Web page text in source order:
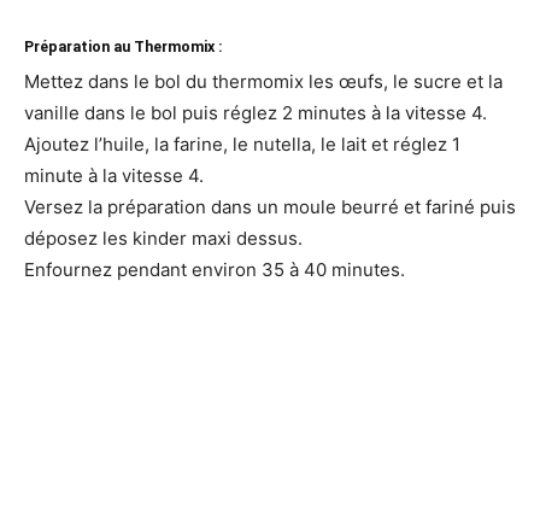
Préparation au Thermomix :
Mettez dans le bol du thermomix les œufs, le sucre et la
vanille dans le bol puis réglez 2 minutes à la vitesse 4.
Ajoutez l’huile, la farine, le nutella, le lait et réglez 1
minute à la vitesse 4.
Versez la préparation dans un moule beurré et fariné puis
déposez les kinder maxi dessus.
Enfournez pendant environ 35 à 40 minutes.